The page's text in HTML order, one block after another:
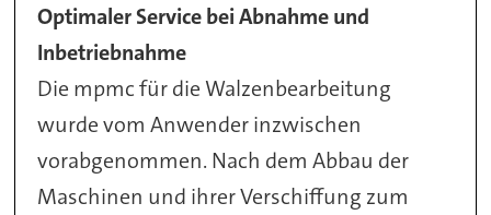
Optimaler Service bei Abnahme und
Inbetriebnahme
Die mpmc für die Walzenbearbeitung
wurde vom Anwender inzwischen
vorabgenommen. Nach dem Abbau der
Maschinen und ihrer Verschiffung zum